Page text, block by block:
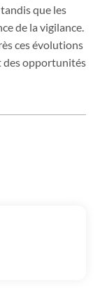
que les
de la vigilance.
ces évolutions
des opportunités